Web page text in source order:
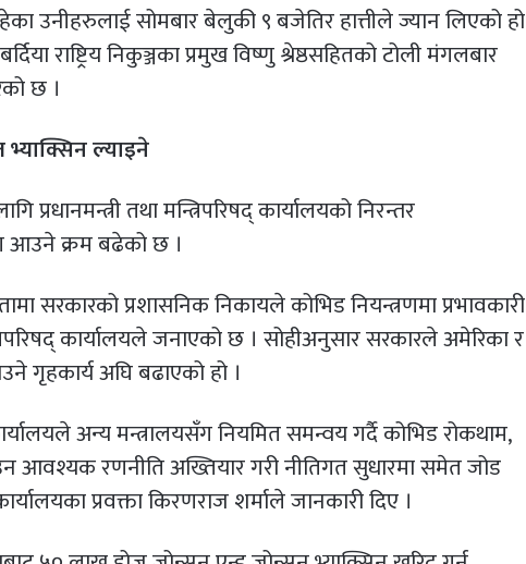
उनीहरुलाई सोमबार बेलुकी ९ बजेतिर हात्तीले ज्यान लिएको हो
राष्ट्रिय निकुञ्जका प्रमुख विष्णु श्रेष्ठसहितको टोली मंगलबार
छ ।
ल्याइने
प्रधानमन्त्री तथा मन्त्रिपरिषद् कार्यालयको निरन्तर
आउने क्रम बढेको छ ।
सरकारको प्रशासनिक निकायले कोभिड नियन्त्रणमा प्रभावकारी
कार्यालयले जनाएको छ । सोहीअनुसार सरकारले अमेरिका र
गृहकार्य अघि बढाएको हो ।
अन्य मन्त्रालयसँग नियमित समन्वय गर्दै कोभिड रोकथाम,
आवश्यक रणनीति अख्तियार गरी नीतिगत सुधारमा समेत जोड
प्रवक्ता किरणराज शर्माले जानकारी दिए ।